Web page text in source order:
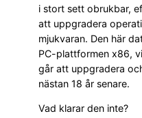
i stort sett obrukbar,
att uppgradera
mjukvaran. Den här
PC-plattformen x86,
går att uppgradera
nästan 18 år senare.
Vad klarar den inte?